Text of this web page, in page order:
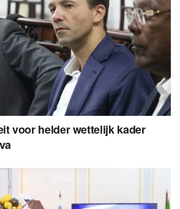
voor helder wettelijk kader